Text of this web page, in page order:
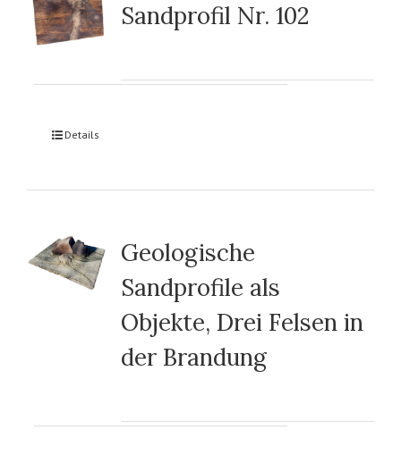
Sandprofil Nr. 102
Details
Geologische
Sandprofile als
Objekte, Drei Felsen in
der Brandung